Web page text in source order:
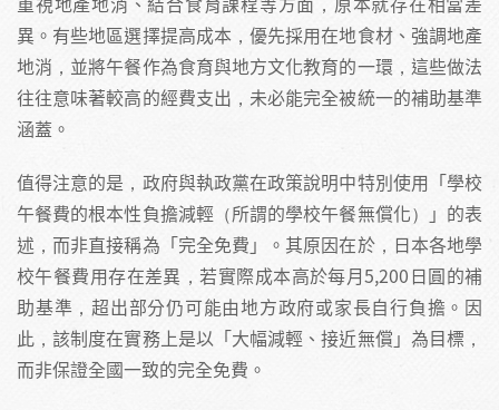
異。有些地區選擇提高成本，優先採用在地食材、強調地產
地消，並將午餐作為食育與地方文化教育的一環，這些做法
往往意味著較高的經費支出，未必能完全被統一的補助基準
涵蓋。
值得注意的是，政府與執政黨在政策說明中特別使用「學校
午餐費的根本性負擔減輕（所謂的學校午餐無償化）」的表
述，而非直接稱為「完全免費」。其原因在於，日本各地學
校午餐費用存在差異，若實際成本高於每月5,200日圓的補
助基準，超出部分仍可能由地方政府或家長自行負擔。因
此，該制度在實務上是以「大幅減輕、接近無償」為目標，
而非保證全國一致的完全免費。